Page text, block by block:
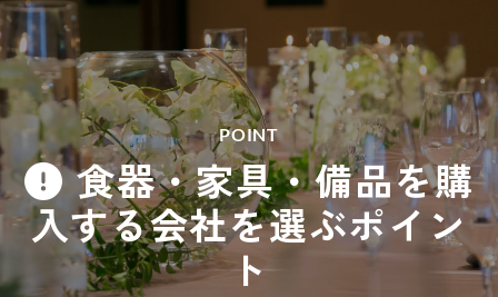
POINT
食器・家具・備品を購
入する会社を選ぶポイン
ト